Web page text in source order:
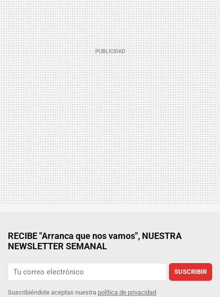
RECIBE "Arranca que nos vamos", NUESTRA
NEWSLETTER SEMANAL
SUSCRIBIR
Suscribiéndote aceptas nuestra política de privacidad